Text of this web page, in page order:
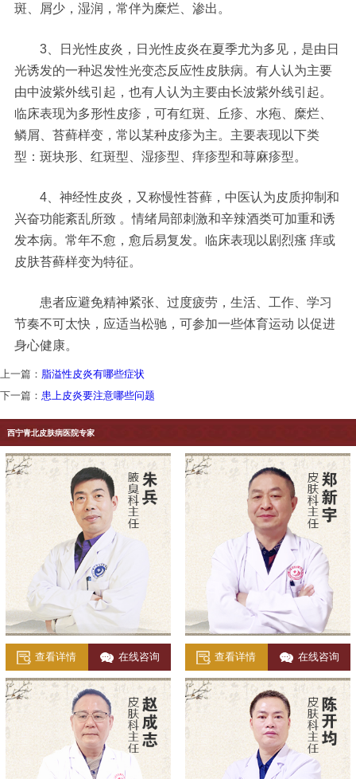
斑、屑少，湿润，常伴为糜烂、渗出。
3、日光性皮炎，日光性皮炎在夏季尤为多见，是由日
光诱发的一种迟发性光变态反应性皮肤病。有人认为主要
由中波紫外线引起，也有人认为主要由长波紫外线引起。
临床表现为多形性皮疹，可有红斑、丘疹、水疱、糜烂、
鳞屑、苔藓样变，常以某种皮疹为主。主要表现以下类
型：斑块形、红斑型、湿疹型、痒疹型和荨麻疹型。
4、神经性皮炎，又称慢性苔藓，中医认为皮质抑制和
兴奋功能紊乱所致 。情绪局部刺激和辛辣酒类可加重和诱
发本病。常年不愈，愈后易复发。临床表现以剧烈瘙 痒或
皮肤苔藓样变为特征。
患者应避免精神紧张、过度疲劳，生活、工作、学习
节奏不可太快，应适当松驰，可参加一些体育运动 以促进
身心健康。
上一篇： 脂溢性皮炎有哪些症状
下一篇： 患上皮炎要注意哪些问题
西宁青北皮肤病医院专家
查看详情 在线咨询 查看详情 在线咨询